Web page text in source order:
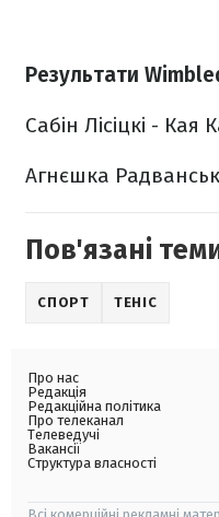
Результати
Сабін Лісіцкі - Кая
Агнєшка
Пов'язані
СПОРТ ТЕНІС
Про нас
Редакція
Редакційна політика
Про телеканал
Телеведучі
Вакансії
Структура власності